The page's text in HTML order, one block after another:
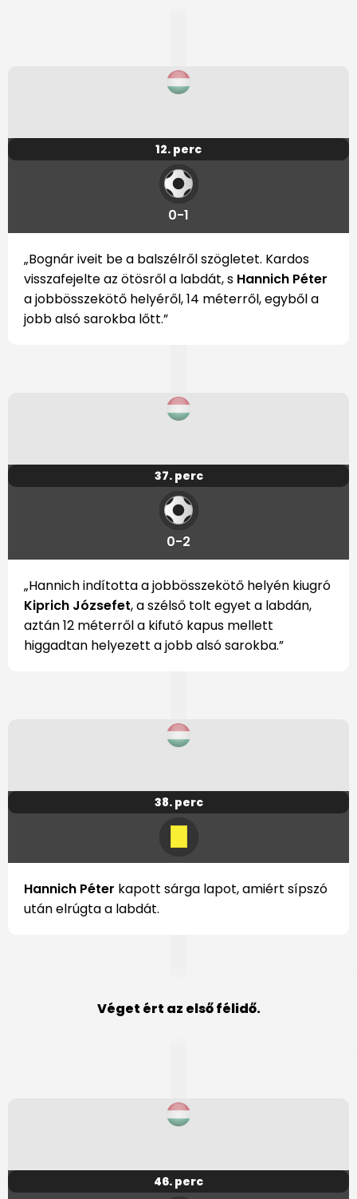
12. perc
0-1
„Bognár iveit be a balszélről szögletet. Kardos
visszafejelte az ötösről a labdát, s Hannich Péter
a jobbösszekötő helyéről, 14 méterről, egyből a
jobb alsó sarokba lőtt.”
37. perc
0-2
„Hannich indította a jobbösszekötő helyén kiugró
Kiprich Józsefet, a szélső tolt egyet a labdán,
aztán 12 méterről a kifutó kapus mellett
higgadtan helyezett a jobb alsó sarokba.”
38. perc
Hannich Péter kapott sárga lapot, amiért sípszó
után elrúgta a labdát.
Véget ért az első félidő.
46. perc